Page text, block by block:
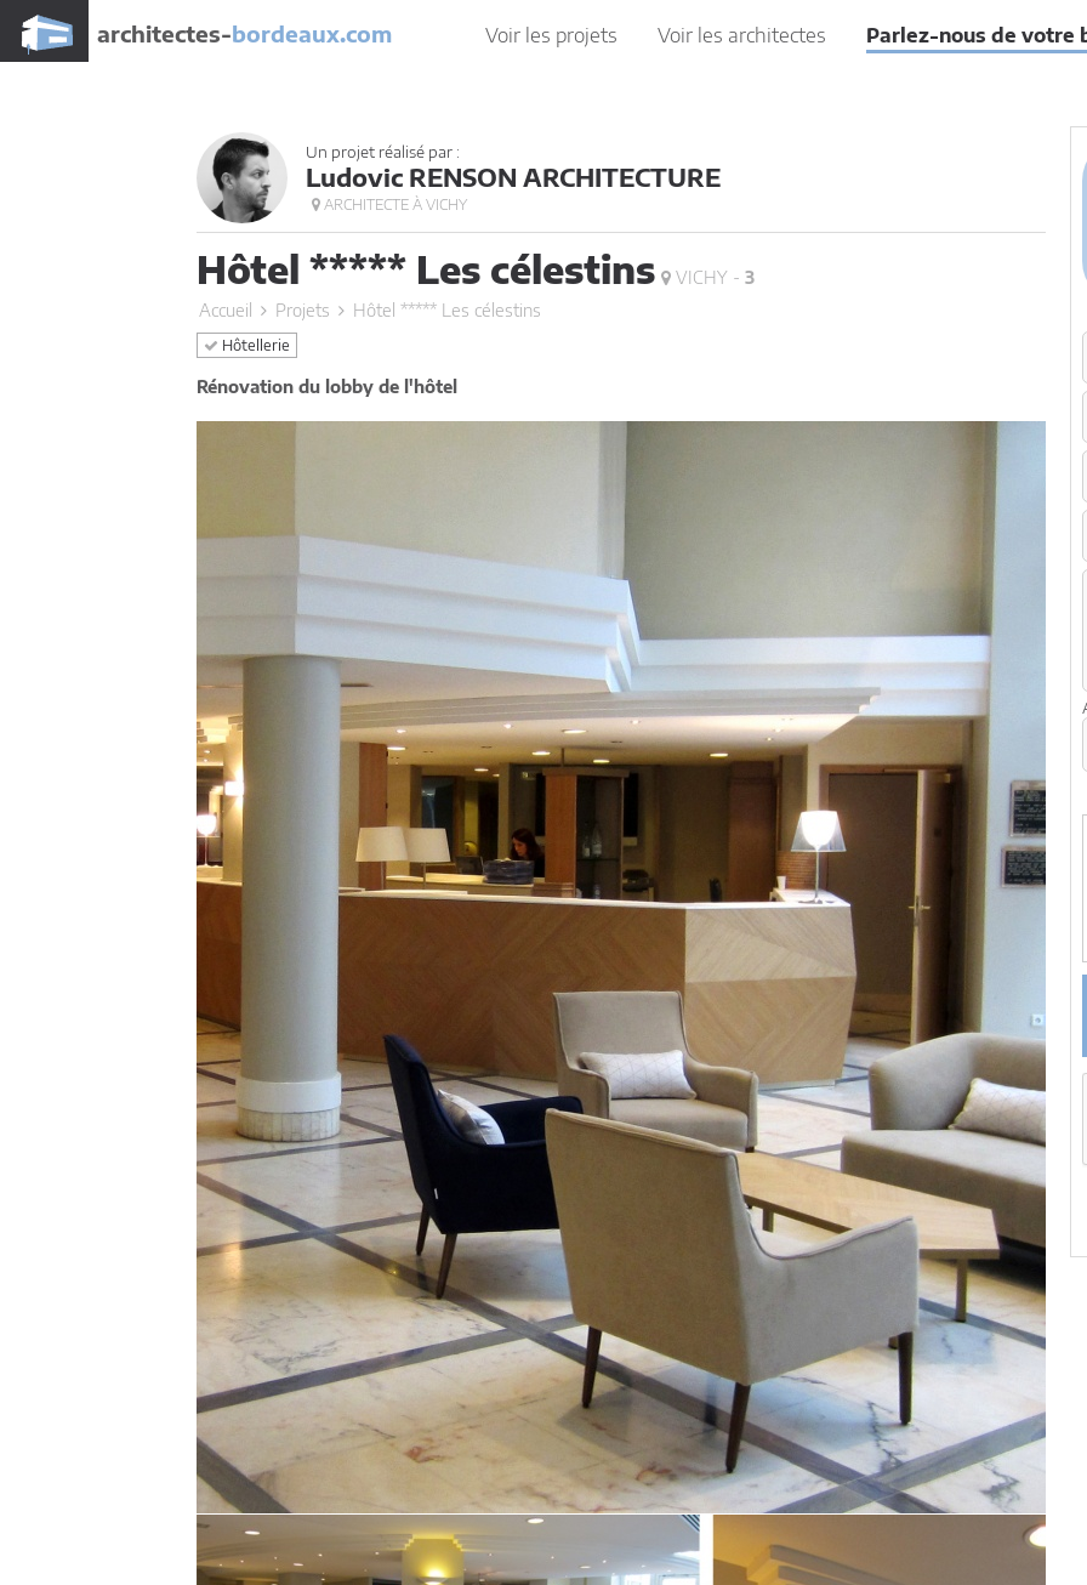
architectes-bordeaux.com Voir les projets Voir les architectes Parlez-nous de votre
Un projet réalisé par :
Ludovic RENSON ARCHITECTURE
ARCHITECTE À VICHY
Hôtel ***** Les célestins VICHY - 3
Accueil
Projets Hôtel ***** Les célestins
Hôtellerie
Rénovation du lobby de l'hôtel